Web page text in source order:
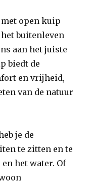
met open kuip
buitenleven
aan het juiste
biedt de
en vrijheid,
van de natuur
je de
te zitten en te
het water. Of